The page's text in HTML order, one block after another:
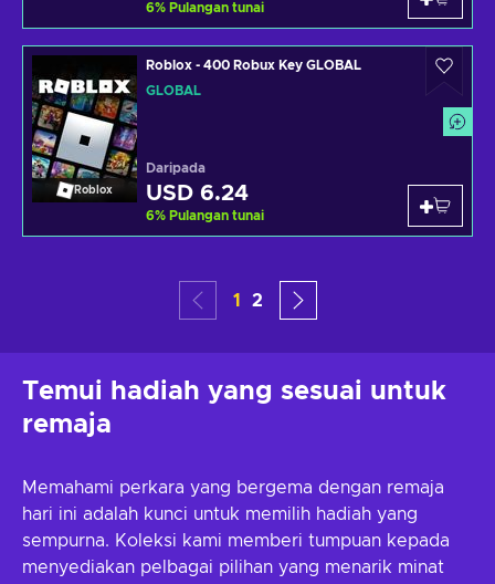
6% Pulangan tunai
Roblox
Roblox - 400 Robux Key GLOBAL
GLOBAL
Daripada
USD 6.24
6% Pulangan tunai
1 2
Temui hadiah yang sesuai untuk
remaja
Memahami perkara yang bergema dengan remaja
hari ini adalah kunci untuk memilih hadiah yang
sempurna. Koleksi kami memberi tumpuan kepada
menyediakan pelbagai pilihan yang menarik minat